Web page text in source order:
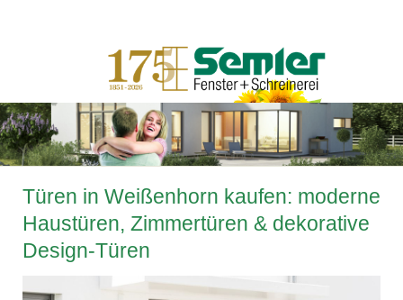
Türen in Weißenhorn kaufen: moderne
Haustüren, Zimmertüren & dekorative
Design-Türen